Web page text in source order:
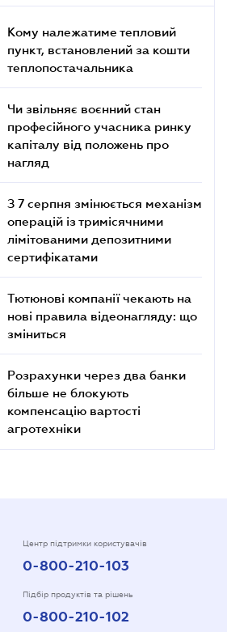
Кому належатиме тепловий
пункт, встановлений за кошти
теплопостачальника
Чи звільняє воєнний стан
професійного учасника ринку
капіталу від положень про
нагляд
З 7 серпня змінюється механізм
операцій із тримісячними
лімітованими депозитними
сертифікатами
Тютюнові компанії чекають на
нові правила відеонагляду: що
зміниться
Розрахунки через два банки
більше не блокують
компенсацію вартості
агротехніки
Центр підтримки користувачів
0-800-210-103
Підбір продуктів та рішень
0-800-210-102